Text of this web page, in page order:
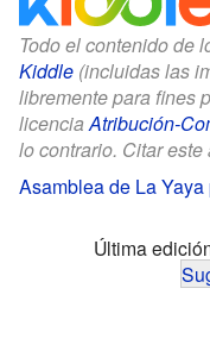
Todo el contenido de
Kiddle (incluidas las
libremente para fines
licencia Atribución-
lo contrario. Citar este
Asamblea de La
Última